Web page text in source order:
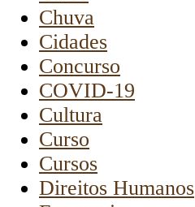
Chuva
Cidades
Concurso
COVID-19
Cultura
Curso
Cursos
Direitos Humanos